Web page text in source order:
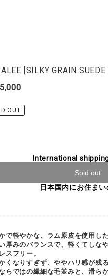
[SILKY GRAIN SUEDE
OUT
International
Sold out
日本国内にお住ま
で軽やかな、ラム原皮を使用し
厚みのバランスで、軽くてしな
スフリー。
くなりすぎず、ややハリ感が残
らではの繊細な毛並みと、滑ら